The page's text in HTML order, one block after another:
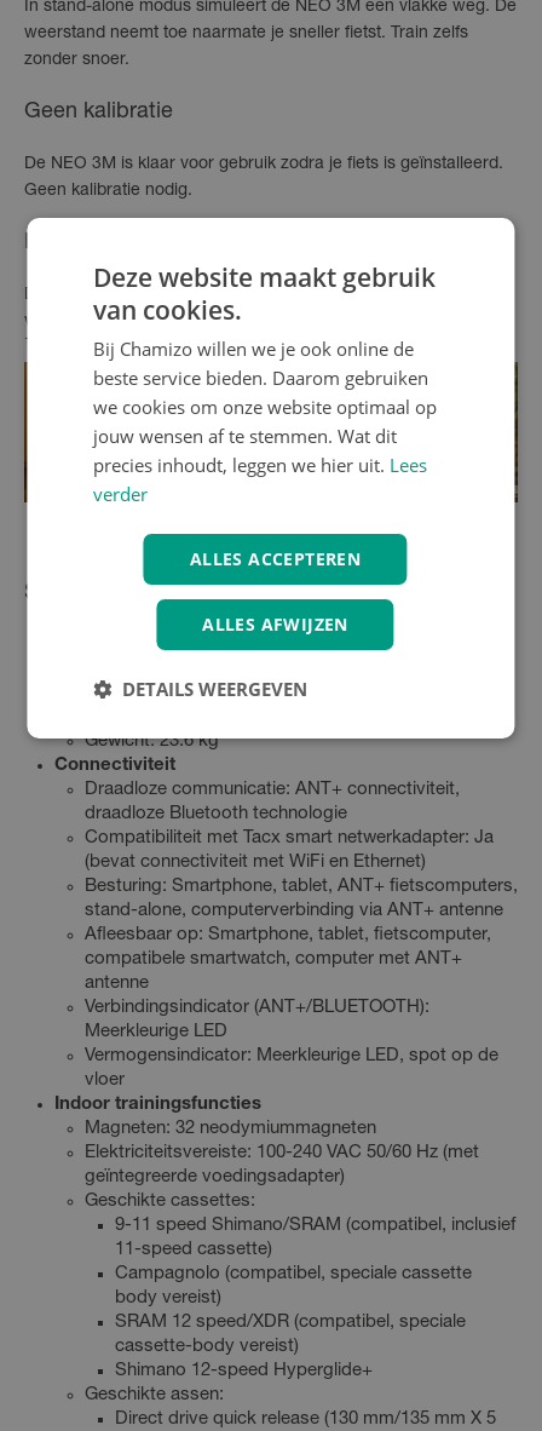
In stand-alone modus simuleert de NEO 3M een vlakke weg. De
weerstand neemt toe naarmate je sneller fietst. Train zelfs
zonder snoer.
Geen kalibratie
De NEO 3M is klaar voor gebruik zodra je fiets is geïnstalleerd.
Geen kalibratie nodig.
ERG-modus
De ERG-modus houdt je op koers met automatisch aangepaste
vermogensdoelen tijdens work-outs.
Compatibele software vereist.
Specificaties
Lengte: 595 mm
Gewicht: 23.6 kg
Connectiviteit
Draadloze communicatie: ANT+ connectiviteit,
draadloze Bluetooth technologie
Compatibiliteit met Tacx smart netwerkadapter: Ja
(bevat connectiviteit met WiFi en Ethernet)
Besturing: Smartphone, tablet, ANT+ fietscomputers,
stand-alone, computerverbinding via ANT+ antenne
Afleesbaar op: Smartphone, tablet, fietscomputer,
compatibele smartwatch, computer met ANT+
antenne
Verbindingsindicator (ANT+/BLUETOOTH):
Meerkleurige LED
Vermogensindicator: Meerkleurige LED, spot op de
vloer
Indoor trainingsfuncties
Magneten: 32 neodymiummagneten
Elektriciteitsvereiste: 100-240 VAC 50/60 Hz (met
geïntegreerde voedingsadapter)
Geschikte cassettes:
9-11 speed Shimano/SRAM (compatibel, inclusief
11-speed cassette)
Campagnolo (compatibel, speciale cassette
body vereist)
SRAM 12 speed/XDR (compatibel, speciale
cassette-body vereist)
Shimano 12-speed Hyperglide+
Geschikte assen:
Direct drive quick release (130 mm/135 mm X 5
Deze website maakt gebruik
van cookies.
Bij Chamizo willen we je ook online de
beste service bieden. Daarom gebruiken
we cookies om onze website optimaal op
jouw wensen af te stemmen. Wat dit
precies inhoudt, leggen we hier uit. Lees
verder
ALLES ACCEPTEREN
ALLES AFWIJZEN
DETAILS WEERGEVEN